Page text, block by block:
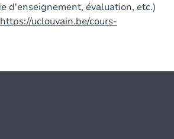
d'enseignement, évaluation, etc.)
https://uclouvain.be/cours-